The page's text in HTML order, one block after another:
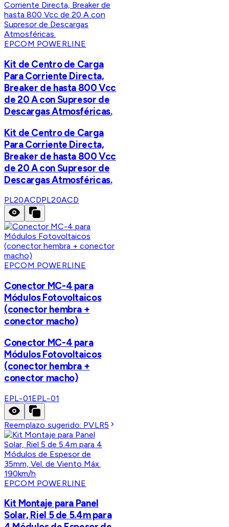
EPCOM POWERLINE
Kit de Centro de Carga
Para Corriente Directa,
Breaker de hasta 800 Vcc
de 20 A con Supresor de
Descargas Atmosféricas.
Kit de Centro de Carga
Para Corriente Directa,
Breaker de hasta 800 Vcc
de 20 A con Supresor de
Descargas Atmosféricas.
PL20ACDPL20ACD
EPCOM POWERLINE
Conector MC-4 para
Módulos Fotovoltaicos
(conector hembra +
conector macho)
Conector MC-4 para
Módulos Fotovoltaicos
(conector hembra +
conector macho)
EPL-01EPL-01
Reemplazo sugerido: PVLR5
EPCOM POWERLINE
Kit Montaje para Panel
Solar, Riel 5 de 5.4m para